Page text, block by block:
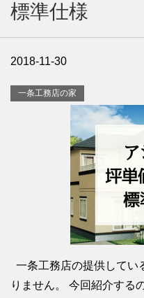
標準仕様
2018-11-30
一条工務店の家
一条工務店の提供してい
りません。 今回紹介する